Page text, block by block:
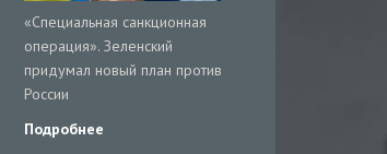
«Специальная санкционная
операция». Зеленский
придумал новый план против
России
Подробнее